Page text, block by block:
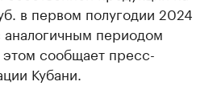
в первом полугодии 2024
аналогичным периодом
сообщает пресс-
Кубани.